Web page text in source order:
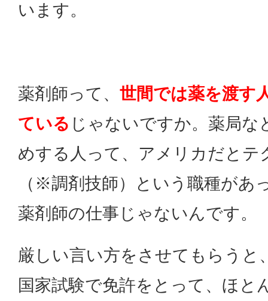
います。
薬剤師って、 世間では薬を渡す
ている じゃないですか。薬局な
めする人って、アメリカだとテ
（※調剤技師）という職種があ
薬剤師の仕事じゃないんです。
厳しい言い方をさせてもらうと
国家試験で免許をとって、ほと